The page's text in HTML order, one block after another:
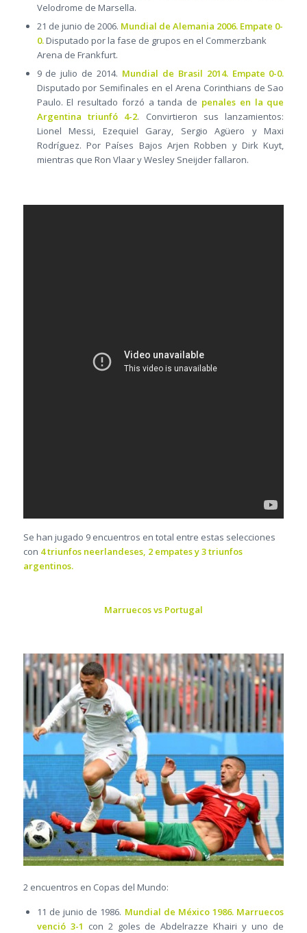
Velodrome de Marsella.
21 de junio de 2006. Mundial de Alemania 2006. Empate 0-
0.Disputado por la fase de grupos en el Commerzbank
Arena de Frankfurt.
9 de julio de 2014. Mundial de Brasil 2014. Empate 0-0.
Disputado por Semifinales en el Arena Corinthians de Sao
Paulo. El resultado forzó a tanda de penales en la que
Argentina triunfó 4-2. Convirtieron sus lanzamientos:
Lionel Messi, Ezequiel Garay, Sergio Agüero y Maxi
Rodríguez. Por Países Bajos Arjen Robben y Dirk Kuyt,
mientras que Ron Vlaar y Wesley Sneijder fallaron.
Se han jugado 9 encuentros en total entre estas selecciones
con 4 triunfos neerlandeses, 2 empates y 3 triunfos
argentinos.
Marruecos vs Portugal
2 encuentros en Copas del Mundo:
11 de junio de 1986. Mundial de México 1986. Marruecos
venció 3-1 con 2 goles de Abdelrazze Khairi y uno de